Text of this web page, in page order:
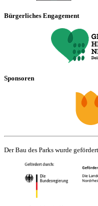
Bürgerliches Engagement
Sponsoren
Der Bau des Parks wurde